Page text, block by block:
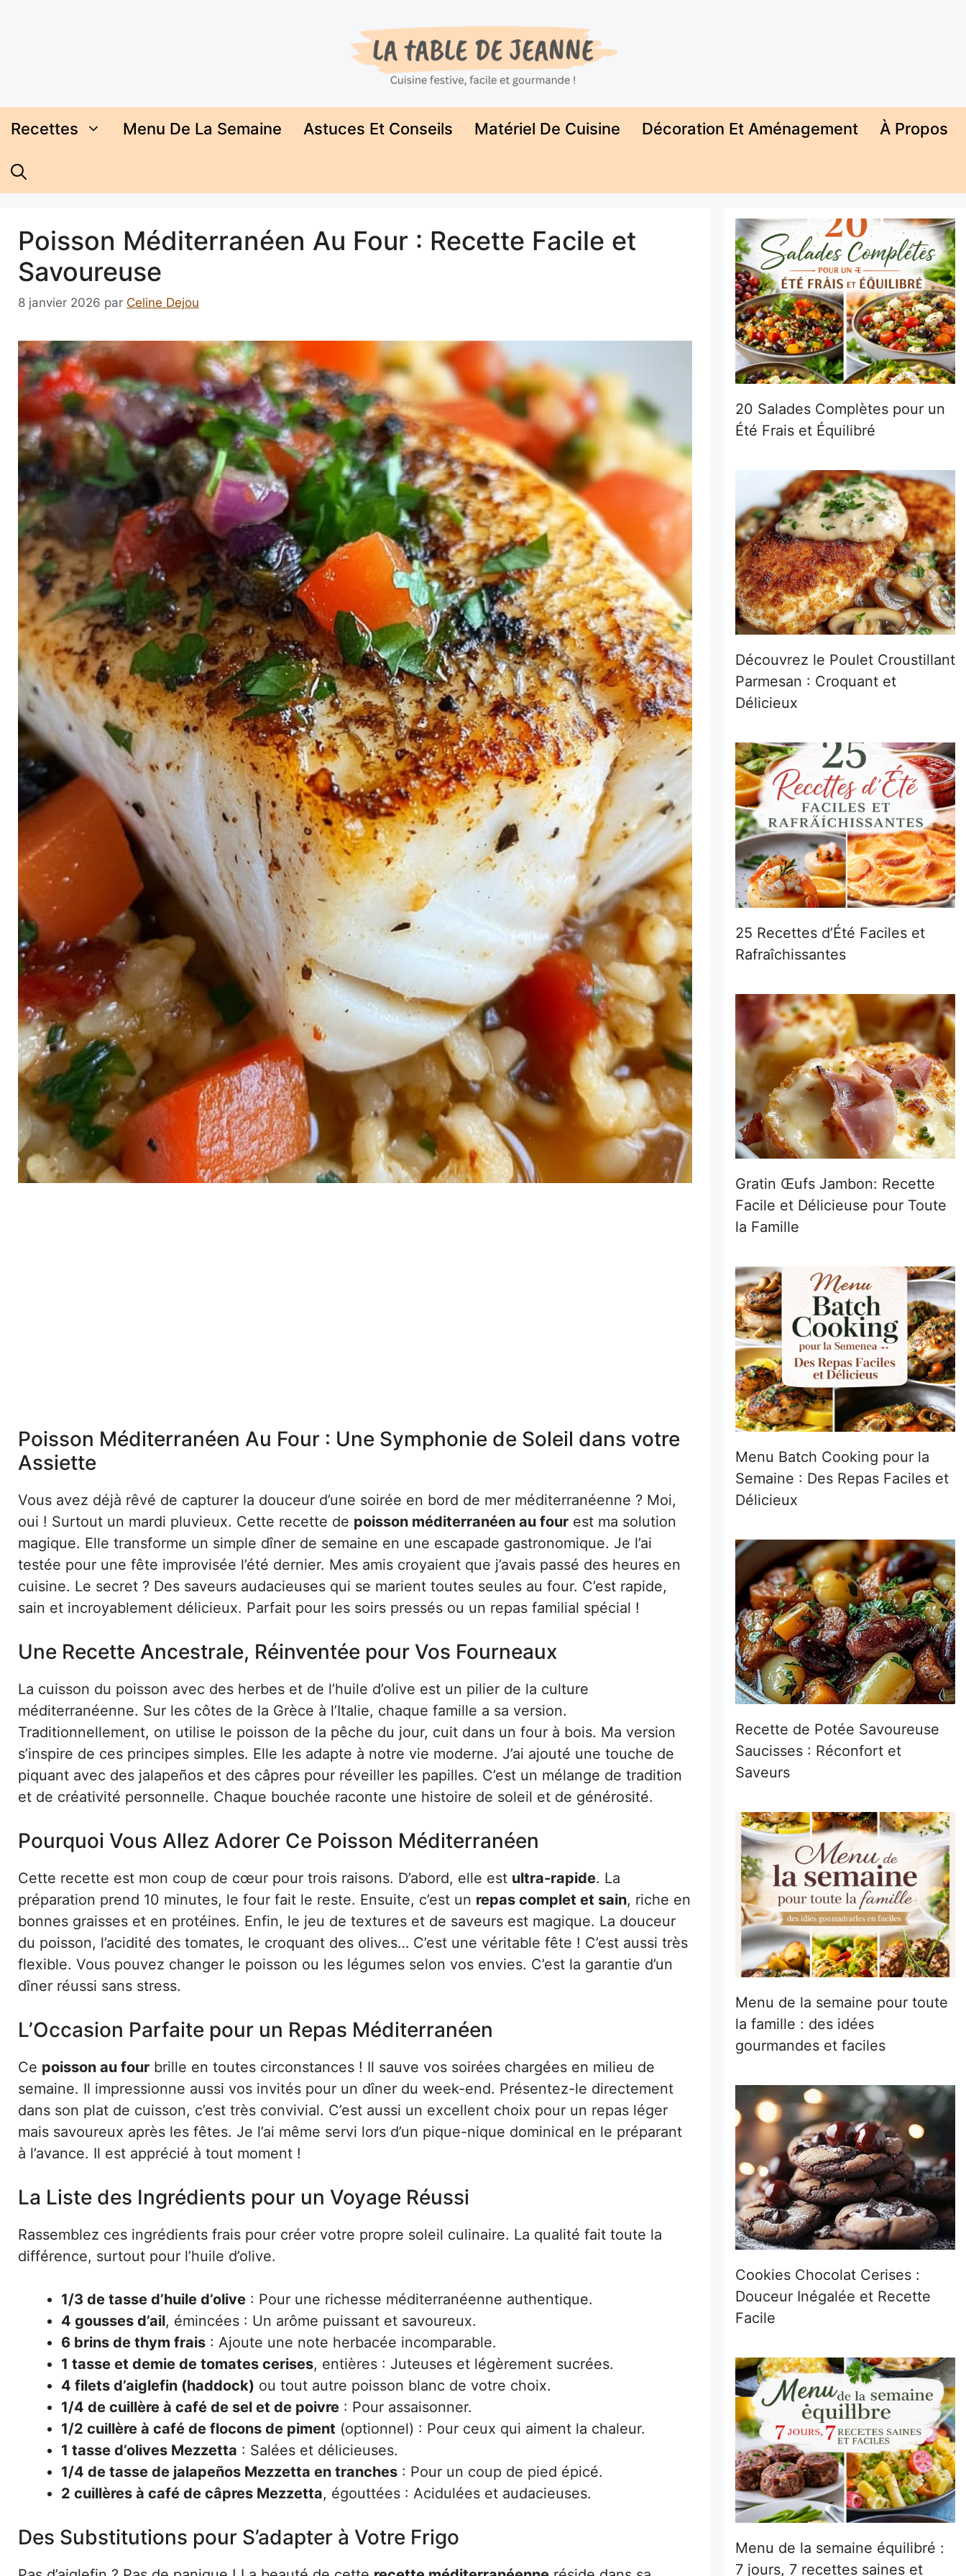
Recettes Menu De La Semaine Astuces Et Conseils Matériel De Cuisine Décoration Et Aménagement À Propos
Poisson Méditerranéen Au Four : Recette Facile et
Savoureuse
8 janvier 2026 par Celine Dejou
Poisson Méditerranéen Au Four : Une Symphonie de Soleil dans votre
Assiette
Vous avez déjà rêvé de capturer la douceur d’une soirée en bord de mer méditerranéenne ? Moi,
oui ! Surtout un mardi pluvieux. Cette recette de poisson méditerranéen au four est ma solution
magique. Elle transforme un simple dîner de semaine en une escapade gastronomique. Je l’ai
testée pour une fête improvisée l’été dernier. Mes amis croyaient que j’avais passé des heures en
cuisine. Le secret ? Des saveurs audacieuses qui se marient toutes seules au four. C’est rapide,
sain et incroyablement délicieux. Parfait pour les soirs pressés ou un repas familial spécial !
Une Recette Ancestrale, Réinventée pour Vos Fourneaux
La cuisson du poisson avec des herbes et de l’huile d’olive est un pilier de la culture
méditerranéenne. Sur les côtes de la Grèce à l’Italie, chaque famille a sa version.
Traditionnellement, on utilise le poisson de la pêche du jour, cuit dans un four à bois. Ma version
s’inspire de ces principes simples. Elle les adapte à notre vie moderne. J’ai ajouté une touche de
piquant avec des jalapeños et des câpres pour réveiller les papilles. C’est un mélange de tradition
et de créativité personnelle. Chaque bouchée raconte une histoire de soleil et de générosité.
Pourquoi Vous Allez Adorer Ce Poisson Méditerranéen
Cette recette est mon coup de cœur pour trois raisons. D’abord, elle est ultra-rapide. La
préparation prend 10 minutes, le four fait le reste. Ensuite, c’est un repas complet et sain, riche en
bonnes graisses et en protéines. Enfin, le jeu de textures et de saveurs est magique. La douceur
du poisson, l’acidité des tomates, le croquant des olives… C’est une véritable fête ! C’est aussi très
flexible. Vous pouvez changer le poisson ou les légumes selon vos envies. C’est la garantie d’un
dîner réussi sans stress.
L’Occasion Parfaite pour un Repas Méditerranéen
Ce poisson au four brille en toutes circonstances ! Il sauve vos soirées chargées en milieu de
semaine. Il impressionne aussi vos invités pour un dîner du week-end. Présentez-le directement
dans son plat de cuisson, c’est très convivial. C’est aussi un excellent choix pour un repas léger
mais savoureux après les fêtes. Je l’ai même servi lors d’un pique-nique dominical en le préparant
à l’avance. Il est apprécié à tout moment !
La Liste des Ingrédients pour un Voyage Réussi
Rassemblez ces ingrédients frais pour créer votre propre soleil culinaire. La qualité fait toute la
différence, surtout pour l’huile d’olive.
1/3 de tasse d’huile d’olive : Pour une richesse méditerranéenne authentique.
4 gousses d’ail, émincées : Un arôme puissant et savoureux.
6 brins de thym frais : Ajoute une note herbacée incomparable.
1 tasse et demie de tomates cerises, entières : Juteuses et légèrement sucrées.
4 filets d’aiglefin (haddock) ou tout autre poisson blanc de votre choix.
1/4 de cuillère à café de sel et de poivre : Pour assaisonner.
1/2 cuillère à café de flocons de piment (optionnel) : Pour ceux qui aiment la chaleur.
1 tasse d’olives Mezzetta : Salées et délicieuses.
1/4 de tasse de jalapeños Mezzetta en tranches : Pour un coup de pied épicé.
2 cuillères à café de câpres Mezzetta, égouttées : Acidulées et audacieuses.
Des Substitutions pour S’adapter à Votre Frigo
20 Salades Complètes pour un
Été Frais et Équilibré
Découvrez le Poulet Croustillant
Parmesan : Croquant et
Délicieux
25 Recettes d’Été Faciles et
Rafraîchissantes
Gratin Œufs Jambon: Recette
Facile et Délicieuse pour Toute
la Famille
Menu Batch Cooking pour la
Semaine : Des Repas Faciles et
Délicieux
Recette de Potée Savoureuse
Saucisses : Réconfort et
Saveurs
Menu de la semaine pour toute
la famille : des idées
gourmandes et faciles
Cookies Chocolat Cerises :
Douceur Inégalée et Recette
Facile
Menu de la semaine équilibré :
7 jours, 7 recettes saines et